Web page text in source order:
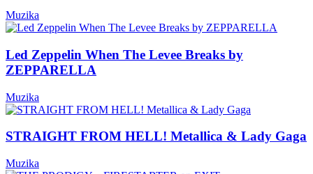
Muzika
Led Zeppelin When The Levee Breaks by
ZEPPARELLA
Muzika
STRAIGHT FROM HELL! Metallica & Lady Gaga
Muzika